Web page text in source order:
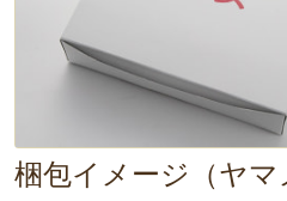
梱包イメージ（ヤマ